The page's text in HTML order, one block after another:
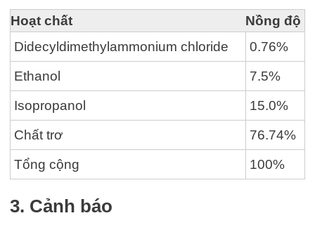
Hoạt chất
Nồng độ
Didecyldimethylammonium chloride
0.76%
Ethanol
7.5%
Isopropanol
15.0%
Chất trơ
76.74%
Tổng cộng
100%
3. Cảnh báo